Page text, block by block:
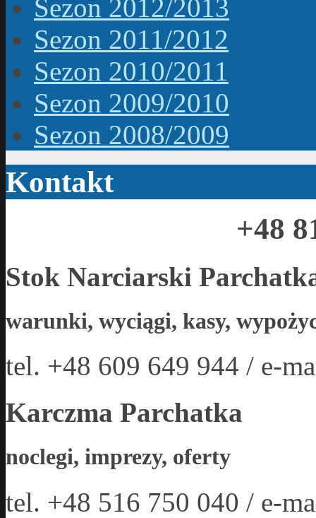
Sezon 2012/2013
Sezon 2011/2012
Sezon 2010/2011
Sezon 2009/2010
Sezon 2008/2009
Kontakt
+48
Stok Narciarski
warunki, wyciągi, kasy,
tel. +48 609 649 944 / e-
Karczma Parchatka
noclegi, imprezy, oferty
tel. +48 516 750 040 / e-